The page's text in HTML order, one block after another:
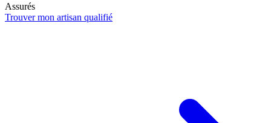
Assurés
Trouver mon artisan qualifié